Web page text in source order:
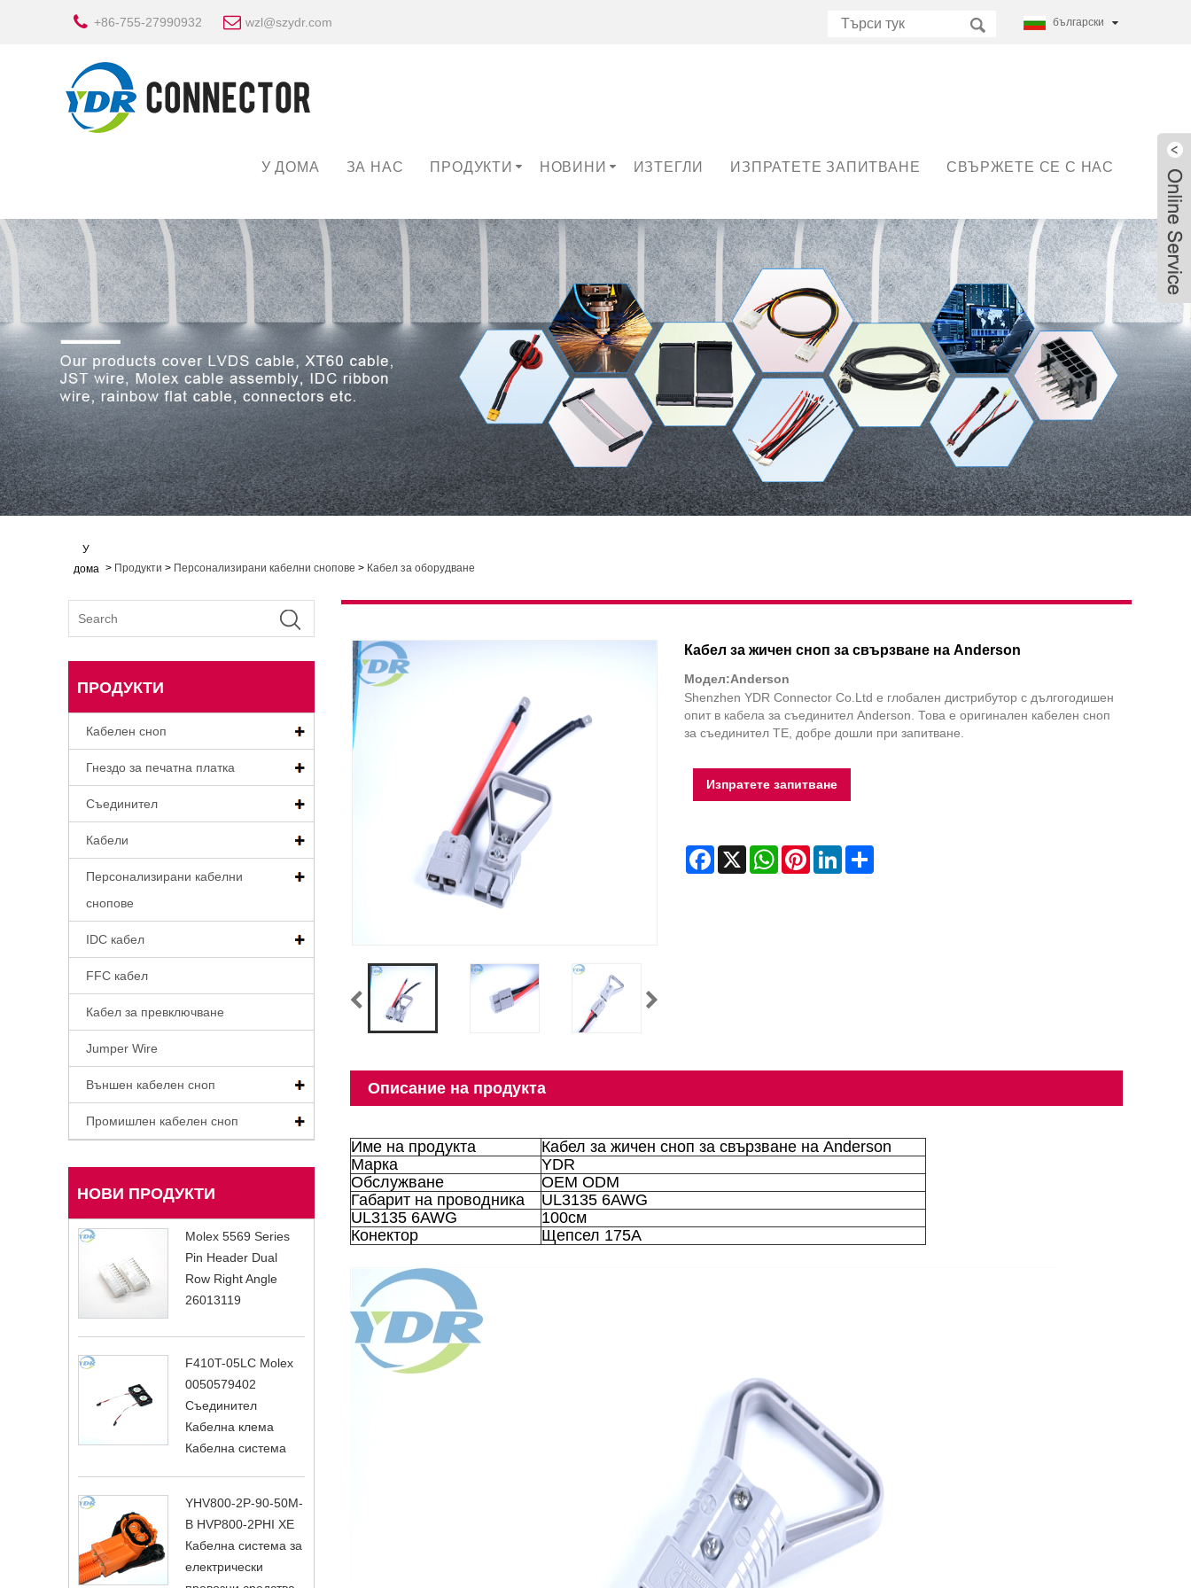
+86-755-27990932 wzl@szydr.com български
У ДОМА ЗА НАС ПРОДУКТИ НОВИНИ ИЗТЕГЛИ ИЗПРАТЕТЕ ЗАПИТВАНЕ СВЪРЖЕТЕ СЕ С НАС
У
дома > Продукти > Персонализирани кабелни снопове > Кабел за оборудване
ПРОДУКТИ
Кабелен сноп
Гнездо за печатна платка
Съединител
Кабели
Персонализирани кабелни
снопове
IDC кабел
FFC кабел
Кабел за превключване
Jumper Wire
Външен кабелен сноп
Промишлен кабелен сноп
НОВИ ПРОДУКТИ
Molex 5569 Series
Pin Header Dual
Row Right Angle
26013119
F410T-05LC Molex
0050579402
Съединител
Кабелна клема
Кабелна система
YHV800-2P-90-50M-
B HVP800-2PHI XE
Кабелна система за
електрически
Кабел за жичен сноп за свързване на Anderson
Модел:Anderson
Shenzhen YDR Connector Co.Ltd е глобален дистрибутор с дългогодишен
опит в кабела за съединител Anderson. Това е оригинален кабелен сноп
за съединител TE, добре дошли при запитване.
Изпратете запитване
Facebook
X WhatsAppPinterestLinkedInShare
Описание на продукта
Име на продукта
Кабел за жичен сноп за свързване на Anderson
Марка
YDR
Обслужване
OEM ODM
Габарит на проводника
UL3135 6AWG
UL3135 6AWG
100см
Конектор
Щепсел 175А